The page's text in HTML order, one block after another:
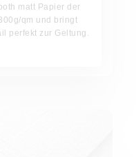
matt Papier der
qm und bringt
perfekt zur Geltung.